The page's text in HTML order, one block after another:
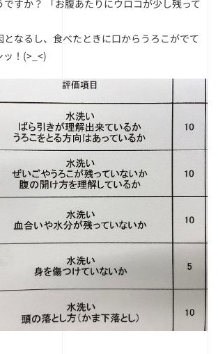
ですか？
「お腹あたりにウロコが少し残って
となるし、食べたときに口からうろこがでて
ッ！(>_<)